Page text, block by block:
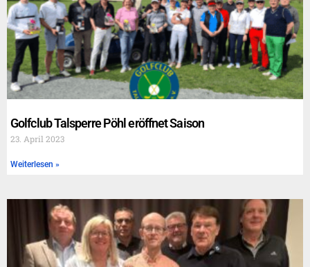
Golfclub Talsperre Pöhl eröffnet Saison
23. April 2023
Weiterlesen »